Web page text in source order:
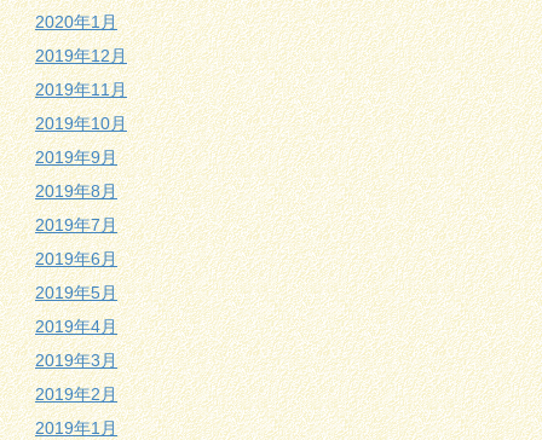
2020年1月
2019年12月
2019年11月
2019年10月
2019年9月
2019年8月
2019年7月
2019年6月
2019年5月
2019年4月
2019年3月
2019年2月
2019年1月